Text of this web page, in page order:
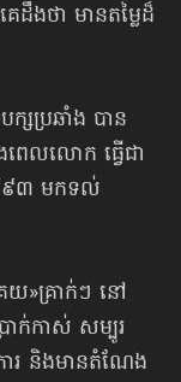
ងថា មានតម្លៃដ៏
សប្រឆាំង បាន
េលលោក ធ្វើជា
៩៩៣ មកទល់
យ»​គ្រាក់ៗ នៅ
ាក់កាស់ សម្បូរ
រ និងមានតំណែង